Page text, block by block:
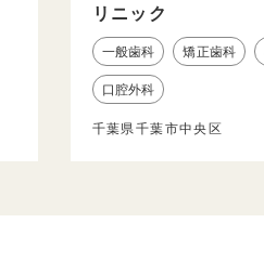
リニック
一般歯科 矯正歯科
口腔外科
千葉県千葉市中央区